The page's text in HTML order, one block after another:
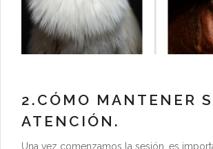
2.CÓMO MANTENER
ATENCIÓN.
Una vez comenzamos la sesión, es